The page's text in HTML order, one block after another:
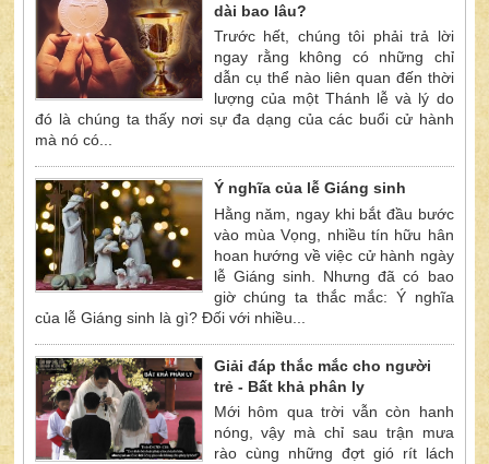
dài bao lâu?
Trước hết, chúng tôi phải trả lời
ngay rằng không có những chỉ
dẫn cụ thể nào liên quan đến thời
lượng của một Thánh lễ và lý do
đó là chúng ta thấy nơi sự đa dạng của các buổi cử hành
mà nó có...
Ý nghĩa của lễ Giáng sinh
Hằng năm, ngay khi bắt đầu bước
vào mùa Vọng, nhiều tín hữu hân
hoan hướng về việc cử hành ngày
lễ Giáng sinh. Nhưng đã có bao
giờ chúng ta thắc mắc: Ý nghĩa
của lễ Giáng sinh là gì? Đối với nhiều...
Giải đáp thắc mắc cho người
trẻ - Bất khả phân ly
Mới hôm qua trời vẫn còn hanh
nóng, vậy mà chỉ sau trận mưa
rào cùng những đợt gió rít lách